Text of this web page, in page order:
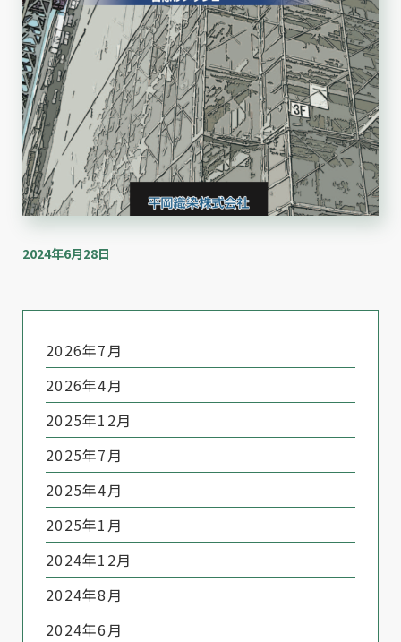
2024年6月28日
2026年7月
2026年4月
2025年12月
2025年7月
2025年4月
2025年1月
2024年12月
2024年8月
2024年6月